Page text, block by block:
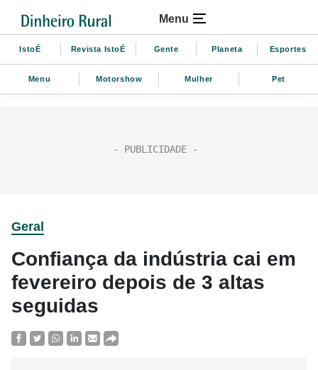
Menu
IstoÉ Revista IstoÉ Gente Planeta Esportes
Menu Motorshow Mulher Pet
Geral
Confiança da indústria cai em
fevereiro depois de 3 altas
seguidas